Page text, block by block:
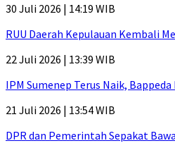
30 Juli 2026 | 14:19 WIB
RUU Daerah Kepulauan Kembali
22 Juli 2026 | 13:39 WIB
IPM Sumenep Terus Naik,
21 Juli 2026 | 13:54 WIB
DPR dan Pemerintah Sepakat